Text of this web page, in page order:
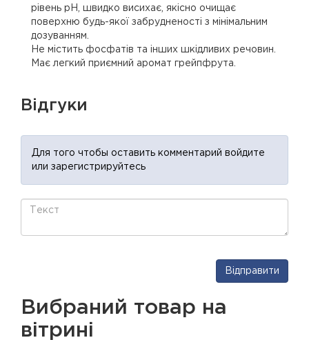
рівень рН, швидко висихає, якісно очищає
поверхню будь-якої забрудненості з мінімальним
дозуванням.
Не містить фосфатів та інших шкідливих речовин.
Має легкий приємний аромат грейпфрута.
Відгуки
Для того чтобы оставить комментарий войдите
или зарегистрируйтесь
Відправити
Вибраний товар на
вітрині